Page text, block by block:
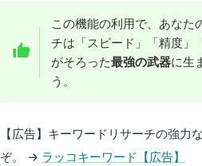
この機能の利用で、あなた
チは「スピード」「精度」
がそろった最強の武器に生
う。
【広告】キーワードリサーチの強力
ぞ。 → ラッコキーワード【広告】